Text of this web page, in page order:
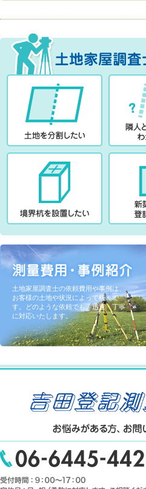
土地家屋調査士の依頼費用や事例は、
お客様の土地や状況によって様々で
す。どのような依頼でも、迅速・丁寧
に対応いたします。